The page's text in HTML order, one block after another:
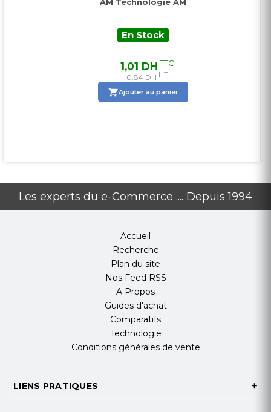
En Stock
1,01 DHTTC
0,84 DH HT
Ajouter au panier
Les experts du e-Commerce .... Depuis 1994
Accueil
Recherche
Plan du site
Nos Feed RSS
A Propos
Guides d'achat
Comparatifs
Technologie
Conditions générales de vente
LIENS PRATIQUES